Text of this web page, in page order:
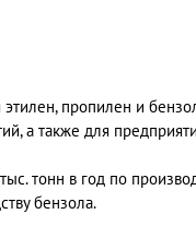
пропилен и
а также для
тонн в год по
бензола.